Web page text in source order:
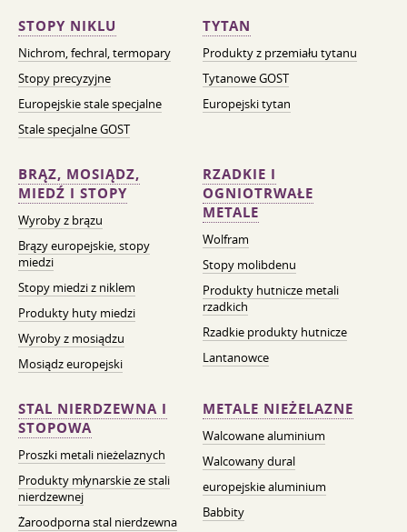
STOPY NIKLU
Nichrom, fechral, termopary
Stopy precyzyjne
Europejskie stale specjalne
Stale specjalne GOST
TYTAN
Produkty z przemiału tytanu
Tytanowe GOST
Europejski tytan
BRĄZ, MOSIĄDZ,
MIEDŹ I STOPY
Wyroby z brązu
Brązy europejskie, stopy
miedzi
Stopy miedzi z niklem
Produkty huty miedzi
Wyroby z mosiądzu
Mosiądz europejski
RZADKIE I
OGNIOTRWAŁE
METALE
Wolfram
Stopy molibdenu
Produkty hutnicze metali
rzadkich
Rzadkie produkty hutnicze
Lantanowce
STAL NIERDZEWNA I
STOPOWA
Proszki metali nieżelaznych
Produkty młynarskie ze stali
nierdzewnej
Żaroodporna stal nierdzewna
METALE NIEŻELAZNE
Walcowane aluminium
Walcowany dural
europejskie aluminium
Babbity